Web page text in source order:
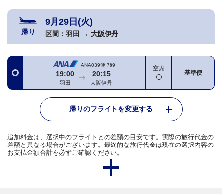
帰り
9月29日(火)
区間： 羽田 → 大阪伊丹
ANA039便 789
19:00
羽田
20:15
大阪伊丹
空席
基準便
帰りのフライトを変更する
追加料金は、選択中のフライトとの差額の目安です。実際の旅行代金の
差額と異なる場合がございます。最終的な旅行代金は現在の選択内容の
お支払金額合計を必ずご確認ください。